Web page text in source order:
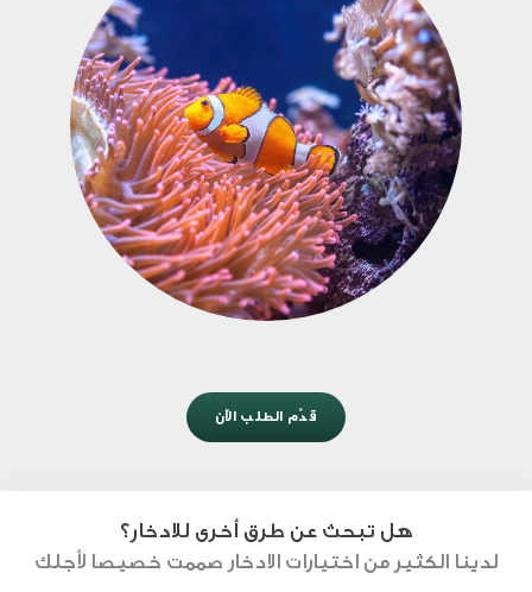
قدِّم الطلب الآن
هل تبحث عن طرق أخرى للادخار؟
لدينا الكثير من اختيارات الادخار صممت خصيصا لأجلك